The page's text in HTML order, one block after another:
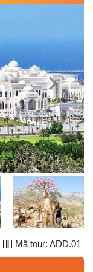
Next
Next
Mã tour: ADD.01